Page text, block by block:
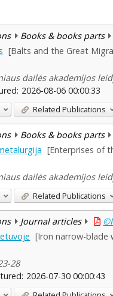
Books & books parts
[Balts and the Great
dailės akademijos
2026-08-06 00:00:33
Related Publications
Books & books parts
[Enterprises of
dailės akademijos
Related Publications
Journal articles
[Iron narrow-blade
28
2026-07-30 00:00:43